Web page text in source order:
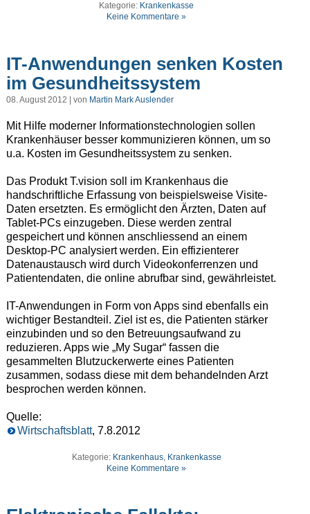
Kategorie: Krankenkasse
Keine Kommentare »
IT-Anwendungen senken Kosten
im Gesundheitssystem
08. August 2012 | von Martin Mark Auslender
Mit Hilfe moderner Informationstechnologien sollen
Krankenhäuser besser kommunizieren können, um so
u.a. Kosten im Gesundheitssystem zu senken.
Das Produkt T.vision soll im Krankenhaus die
handschriftliche Erfassung von beispielsweise Visite-
Daten ersetzten. Es ermöglicht den Ärzten, Daten auf
Tablet-PCs einzugeben. Diese werden zentral
gespeichert und können anschliessend an einem
Desktop-PC analysiert werden. Ein effizienterer
Datenaustausch wird durch Videokonferrenzen und
Patientendaten, die online abrufbar sind, gewährleistet.
IT-Anwendungen in Form von Apps sind ebenfalls ein
wichtiger Bestandteil. Ziel ist es, die Patienten stärker
einzubinden und so den Betreuungsaufwand zu
reduzieren. Apps wie „My Sugar“ fassen die
gesammelten Blutzuckerwerte eines Patienten
zusammen, sodass diese mit dem behandelnden Arzt
besprochen werden können.
Quelle:
Wirtschaftsblatt, 7.8.2012
Kategorie: Krankenhaus, Krankenkasse
Keine Kommentare »